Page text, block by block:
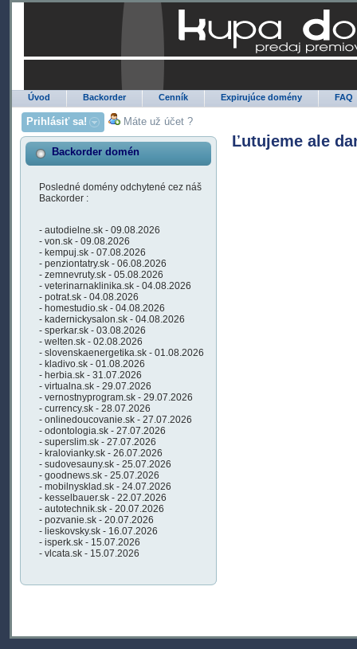
Úvod Backorder Cenník Expirujúce domény FAQ
Prihlásiť sa! Máte už účet ?
Backorder domén
Posledné domény odchytené cez náš
Backorder :
- autodielne.sk - 09.08.2026
- von.sk - 09.08.2026
- kempuj.sk - 07.08.2026
- penziontatry.sk - 06.08.2026
- zemnevruty.sk - 05.08.2026
- veterinarnaklinika.sk - 04.08.2026
- potrat.sk - 04.08.2026
- homestudio.sk - 04.08.2026
- kadernickysalon.sk - 04.08.2026
- sperkar.sk - 03.08.2026
- welten.sk - 02.08.2026
- slovenskaenergetika.sk - 01.08.2026
- kladivo.sk - 01.08.2026
- herbia.sk - 31.07.2026
- virtualna.sk - 29.07.2026
- vernostnyprogram.sk - 29.07.2026
- currency.sk - 28.07.2026
- onlinedoucovanie.sk - 27.07.2026
- odontologia.sk - 27.07.2026
- superslim.sk - 27.07.2026
- kralovianky.sk - 26.07.2026
- sudovesauny.sk - 25.07.2026
- goodnews.sk - 25.07.2026
- mobilnysklad.sk - 24.07.2026
- kesselbauer.sk - 22.07.2026
- autotechnik.sk - 20.07.2026
- pozvanie.sk - 20.07.2026
- lieskovsky.sk - 16.07.2026
- isperk.sk - 15.07.2026
- vlcata.sk - 15.07.2026
Ľutujeme ale